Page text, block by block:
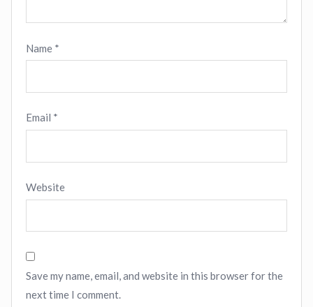
Name *
Email *
Website
Save my name, email, and website in this browser for the
next time I comment.